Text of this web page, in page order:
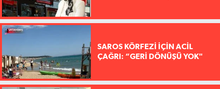
SAROS KÖRFEZİ İÇİN ACİL
ÇAĞRI: “GERİ DÖNÜŞÜ YOK"